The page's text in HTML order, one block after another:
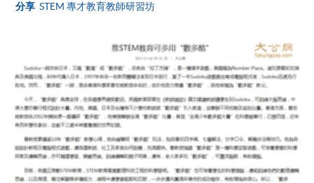
心或以郵遞方式，遞交「通知」及繳交所需費用。
有關繳費詳情，請參閱付款方法。如對報名程序有任
何疑問，請詳閱個別課程資料，或聯絡有關課程負責
人或報名中心。
課程/科目報名注意事項:
分享 STEM 專才教育教師研習坊